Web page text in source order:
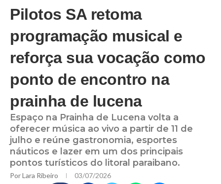
Pilotos SA retoma
programação musical e
reforça sua vocação como
ponto de encontro na
prainha de lucena
Espaço na Prainha de Lucena volta a
oferecer música ao vivo a partir de 11 de
julho e reúne gastronomia, esportes
náuticos e lazer em um dos principais
pontos turísticos do litoral paraibano.
PorLara Ribeiro 03/07/2026